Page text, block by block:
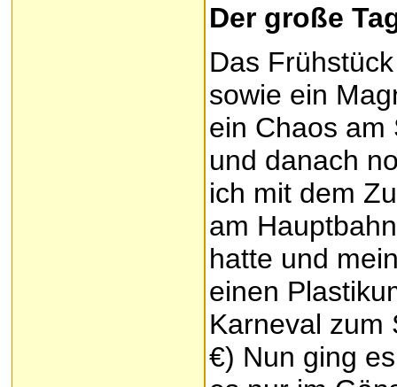
Der große
Das
sowie ein
ein Chaos am
und danach
ich mit dem
am
hatte und
einen
Karneval zum
€) Nun ging